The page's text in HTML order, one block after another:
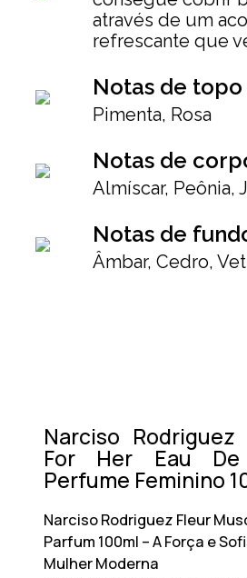
através de um
refrescante que
Notas de topo
Pimenta, Rosa
Notas de
Almíscar, Peônia,
Notas de
Âmbar, Cedro,
Narciso
For Her Eau
Perfume Feminino
Narciso Rodriguez Fleur
Parfum 100ml – A Força e
Mulher Moderna